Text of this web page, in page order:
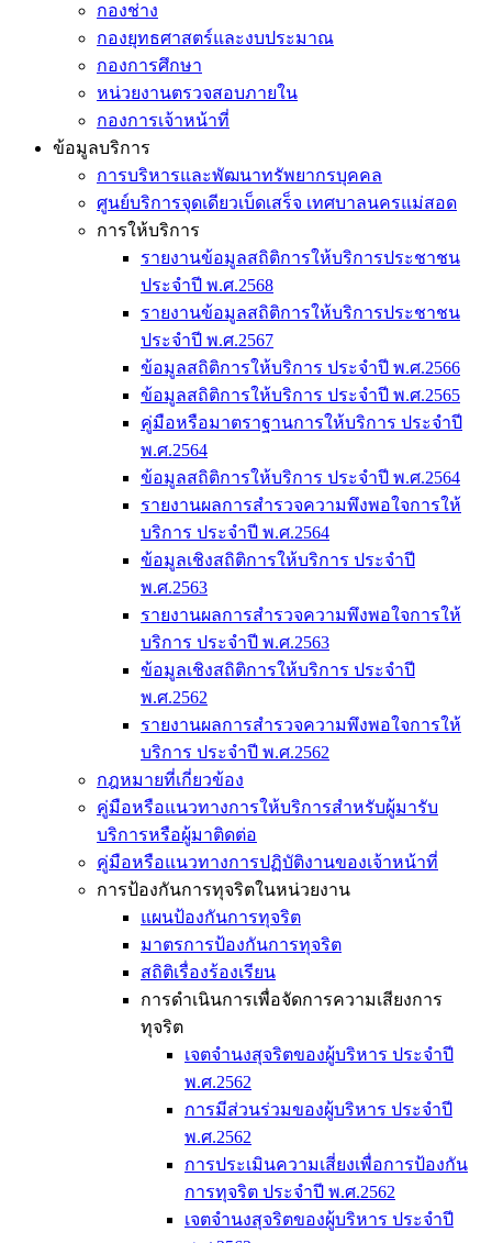
กองช่าง
กองยุทธศาสตร์และงบประมาณ
กองการศึกษา
หน่วยงานตรวจสอบภายใน
กองการเจ้าหน้าที่
ข้อมูลบริการ
การบริหารและพัฒนาทรัพยากรบุคคล
ศูนย์บริการจุดเดียวเบ็ดเสร็จ เทศบาลนครแม่สอด
การให้บริการ
รายงานข้อมูลสถิติการให้บริการประชาชน
ประจำปี พ.ศ.2568
รายงานข้อมูลสถิติการให้บริการประชาชน
ประจำปี พ.ศ.2567
ข้อมูลสถิติการให้บริการ ประจำปี พ.ศ.2566
ข้อมูลสถิติการให้บริการ ประจำปี พ.ศ.2565
คู่มือหรือมาตราฐานการให้บริการ ประจำปี
พ.ศ.2564
ข้อมูลสถิติการให้บริการ ประจำปี พ.ศ.2564
รายงานผลการสำรวจความพึงพอใจการให้
บริการ ประจำปี พ.ศ.2564
ข้อมูลเชิงสถิติการให้บริการ ประจำปี
พ.ศ.2563
รายงานผลการสำรวจความพึงพอใจการให้
บริการ ประจำปี พ.ศ.2563
ข้อมูลเชิงสถิติการให้บริการ ประจำปี
พ.ศ.2562
รายงานผลการสำรวจความพึงพอใจการให้
บริการ ประจำปี พ.ศ.2562
กฎหมายที่เกี่ยวข้อง
คู่มือหรือแนวทางการให้บริการสำหรับผู้มารับ
บริการหรือผู้มาติดต่อ
คู่มือหรือแนวทางการปฏิบัติงานของเจ้าหน้าที่
การป้องกันการทุจริตในหน่วยงาน
แผนป้องกันการทุจริต
มาตรการป้องกันการทุจริต
สถิติเรื่องร้องเรียน
การดำเนินการเพื่อจัดการความเสียงการ
ทุจริต
เจตจำนงสุจริตของผู้บริหาร ประจำปี
พ.ศ.2562
การมีส่วนร่วมของผู้บริหาร ประจำปี
พ.ศ.2562
การประเมินความเสี่ยงเพื่อการป้องกัน
การทุจริต ประจำปี พ.ศ.2562
เจตจำนงสุจริตของผู้บริหาร ประจำปี